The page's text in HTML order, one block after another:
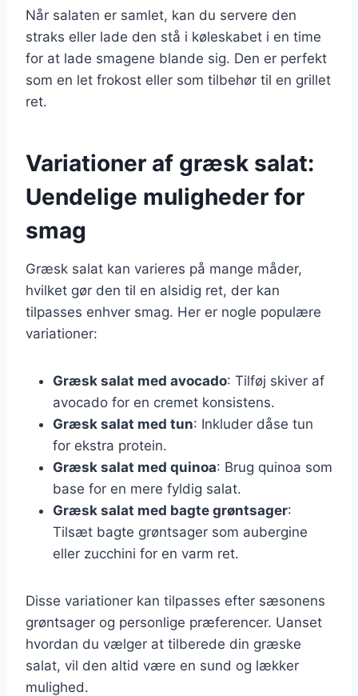
Når salaten er samlet, kan du servere den
straks eller lade den stå i køleskabet i en time
for at lade smagene blande sig. Den er perfekt
som en let frokost eller som tilbehør til en grillet
ret.
Variationer af græsk salat:
Uendelige muligheder for
smag
Græsk salat kan varieres på mange måder,
hvilket gør den til en alsidig ret, der kan
tilpasses enhver smag. Her er nogle populære
variationer:
Græsk salat med avocado: Tilføj skiver af
avocado for en cremet konsistens.
Græsk salat med tun: Inkluder dåse tun
for ekstra protein.
Græsk salat med quinoa: Brug quinoa som
base for en mere fyldig salat.
Græsk salat med bagte grøntsager:
Tilsæt bagte grøntsager som aubergine
eller zucchini for en varm ret.
Disse variationer kan tilpasses efter sæsonens
grøntsager og personlige præferencer. Uanset
hvordan du vælger at tilberede din græske
salat, vil den altid være en sund og lækker
mulighed.